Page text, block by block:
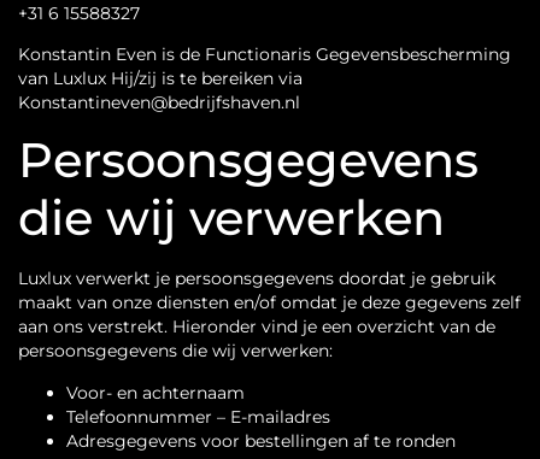
+31 6 15588327
Konstantin Even is de Functionaris Gegevensbescherming
van Luxlux Hij/zij is te bereiken via
Konstantineven@bedrijfshaven.nl
Persoonsgegevens
die wij verwerken
Luxlux verwerkt je persoonsgegevens doordat je gebruik
maakt van onze diensten en/of omdat je deze gegevens zelf
aan ons verstrekt. Hieronder vind je een overzicht van de
persoonsgegevens die wij verwerken:
Voor- en achternaam
Telefoonnummer – E-mailadres
Adresgegevens voor bestellingen af te ronden